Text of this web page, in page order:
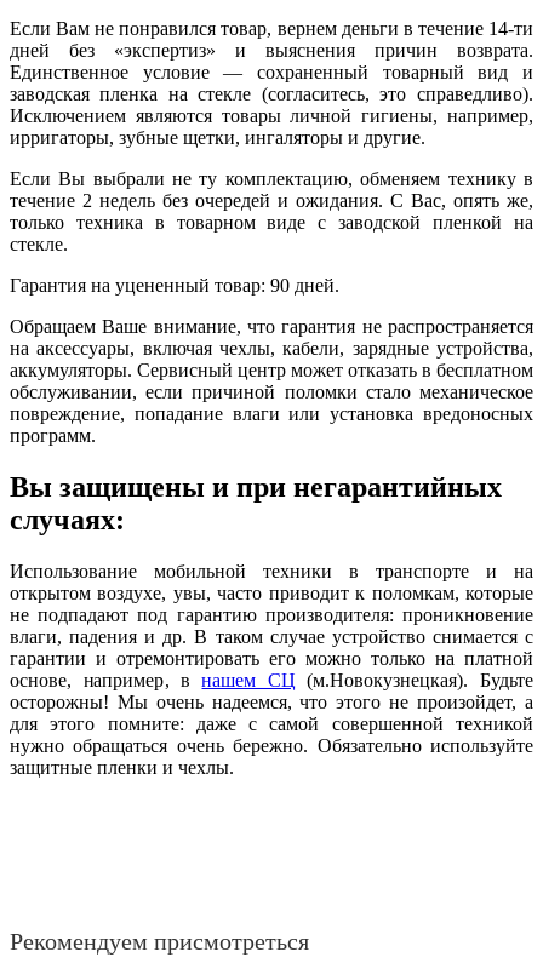
Если Вам не понравился товар, вернем деньги в течение 14-ти
дней без «экспертиз» и выяснения причин возврата.
Единственное условие — сохраненный товарный вид и
заводская пленка на стекле (согласитесь, это справедливо).
Исключением являются товары личной гигиены, например,
ирригаторы, зубные щетки, ингаляторы и другие.
Если Вы выбрали не ту комплектацию, обменяем технику в
течение 2 недель без очередей и ожидания. С Вас, опять же,
только техника в товарном виде с заводской пленкой на
стекле.
Гарантия на уцененный товар: 90 дней.
Обращаем Ваше внимание, что гарантия не распространяется
на аксессуары, включая чехлы, кабели, зарядные устройства,
аккумуляторы. Сервисный центр может отказать в бесплатном
обслуживании, если причиной поломки стало механическое
повреждение, попадание влаги или установка вредоносных
программ.
Вы защищены и при негарантийных
случаях:
Использование мобильной техники в транспорте и на
открытом воздухе, увы, часто приводит к поломкам, которые
не подпадают под гарантию производителя: проникновение
влаги, падения и др. В таком случае устройство снимается с
гарантии и отремонтировать его можно только на платной
основе, например, внашем СЦ (м.Новокузнецкая). Будьте
осторожны! Мы очень надеемся, что этого не произойдет, а
для этого помните: даже с самой совершенной техникой
нужно обращаться очень бережно. Обязательно используйте
защитные пленки и чехлы.
Рекомендуем присмотреться